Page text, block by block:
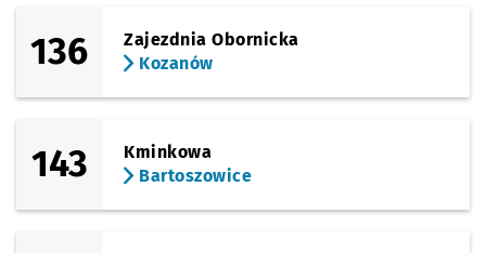
136
Zajezdnia Obornicka
Kozanów
143
Kminkowa
Bartoszowice